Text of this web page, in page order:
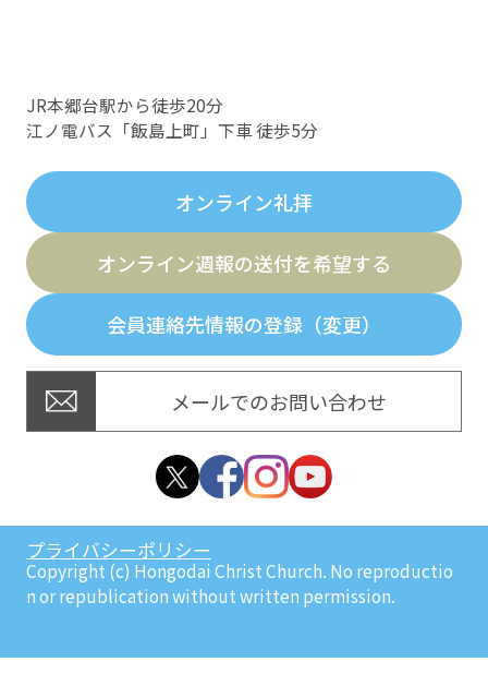
JR本郷台駅から徒歩20分
江ノ電バス「飯島上町」下車 徒歩5分
オンライン礼拝
オンライン週報の送付を希望する
会員連絡先情報の登録（変更）
メールでのお問い合わせ
プライバシーポリシー
Copyright (c) Hongodai Christ Church. No reproductio
n or republication without written permission.